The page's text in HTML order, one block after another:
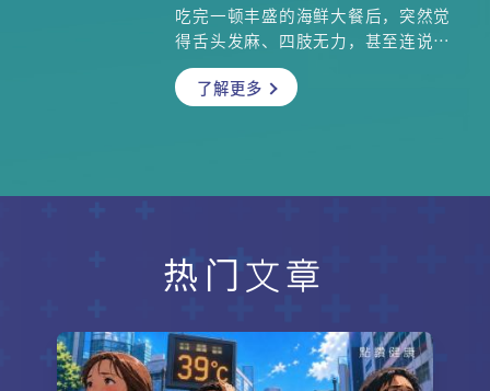
温补效果，又不会让冬季腰围失控。
吃完一顿丰盛的海鲜大餐后，突然觉
得舌头发麻、四肢无力，甚至连说话
都开始口齿不清？这时千万别轻视，
你可能已经不幸中了「麻痹性贝类毒
100度沸水煮到烂也完全无法消除！
理步骤，让你吃得美味又安心。
了解更多
热门文章